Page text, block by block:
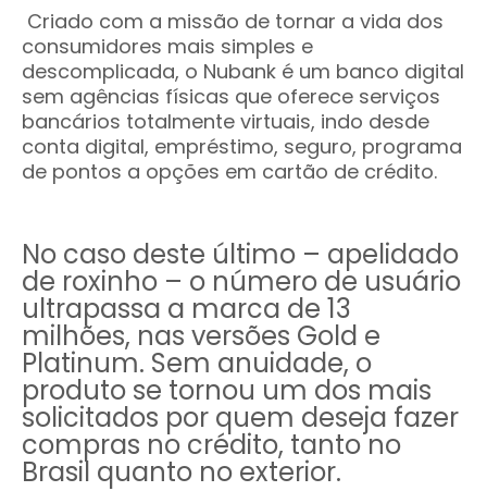
Criado com a missão de tornar a vida dos
consumidores mais simples e
descomplicada, o Nubank é um banco digital
sem agências físicas que oferece serviços
bancários totalmente virtuais, indo desde
conta digital, empréstimo, seguro, programa
de pontos a opções em cartão de crédito.
No caso deste último – apelidado
de roxinho – o número de usuário
ultrapassa a marca de 13
milhões, nas versões Gold e
Platinum. Sem anuidade, o
produto se tornou um dos mais
solicitados por quem deseja fazer
compras no crédito, tanto no
Brasil quanto no exterior.